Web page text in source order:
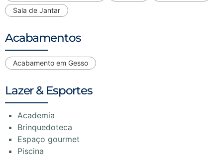
Sala de Jantar
Acabamentos
Acabamento em Gesso
Lazer & Esportes
Academia
Brinquedoteca
Espaço gourmet
Piscina